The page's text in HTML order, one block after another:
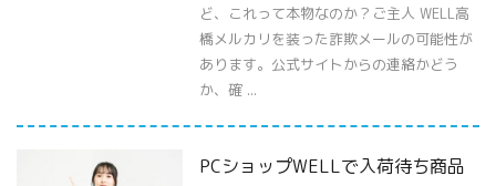
ど、これって本物なのか？ご主人 WELL高
橋メルカリを装った詐欺メールの可能性が
あります。公式サイトからの連絡かどう
か、確 ...
PCショップWELLで入荷待ち商品